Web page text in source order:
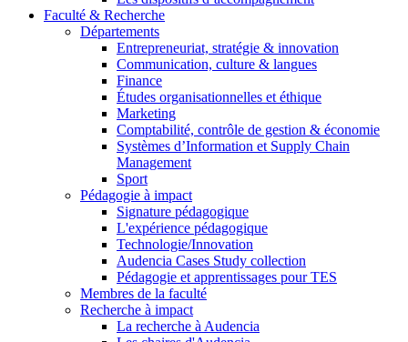
Faculté & Recherche
Départements
Entrepreneuriat, stratégie & innovation
Communication, culture & langues
Finance
Études organisationnelles et éthique
Marketing
Comptabilité, contrôle de gestion & économie
Systèmes d’Information et Supply Chain
Management
Sport
Pédagogie à impact
Signature pédagogique
L'expérience pédagogique
Technologie/Innovation
Audencia Cases Study collection
Pédagogie et apprentissages pour TES
Membres de la faculté
Recherche à impact
La recherche à Audencia